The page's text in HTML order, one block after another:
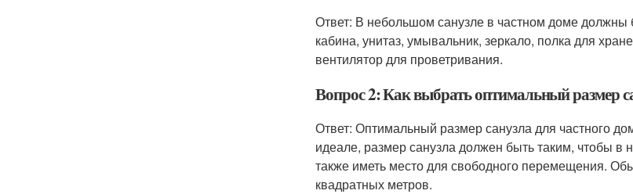
Ответ: В небольшом санузле в частном доме
кабина, унитаз, умывальник, зеркало, полка для
вентилятор для проветривания.
Вопрос 2: Как выбрать оптимальный размер
Ответ: Оптимальный размер санузла для частного
идеале, размер санузла должен быть таким, чтобы
также иметь место для свободного перемещения.
квадратных метров.